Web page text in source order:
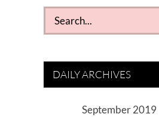
Search
for:
DAILY ARCHIVES
September 2019